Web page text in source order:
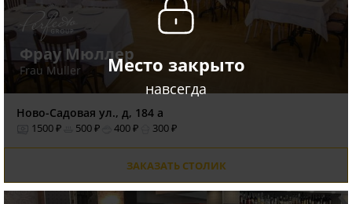
Место закрыто
навсегда
Фрау Мюллер
Frau Muller
Ново-Садовая ул., д, 184 а
1500 ₽ 500 ₽ 400 ₽ 300 ₽
ЗАКАЗАТЬ СТОЛИК